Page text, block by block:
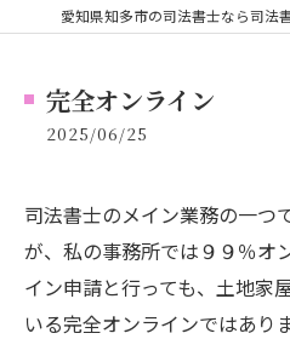
完全オンライン
2025/06/25
司法書士のメイン業務の一つ
が、私の事務所では９９％オ
イン申請と行っても、土地家
いる完全オンラインではあり